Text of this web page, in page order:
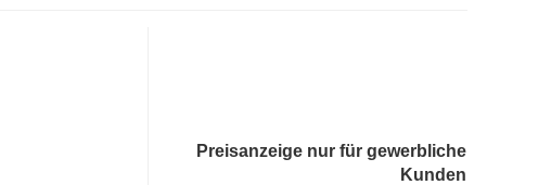
Preisanzeige nur für gewerbliche
Kunden